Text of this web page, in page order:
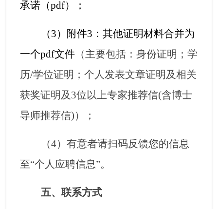
承诺（pdf）；
（3）附件3 ：其他证明材料合并为
一个pdf文件 （主要包括：身份证明；学
历/学位证明；个人发表文章证明及相关
获奖证明及 3位以上专家推荐信(含博士
导师推荐信)）；
（4）有意者请扫码反馈您的信息
至“个人应聘信息”。
五、联系方式